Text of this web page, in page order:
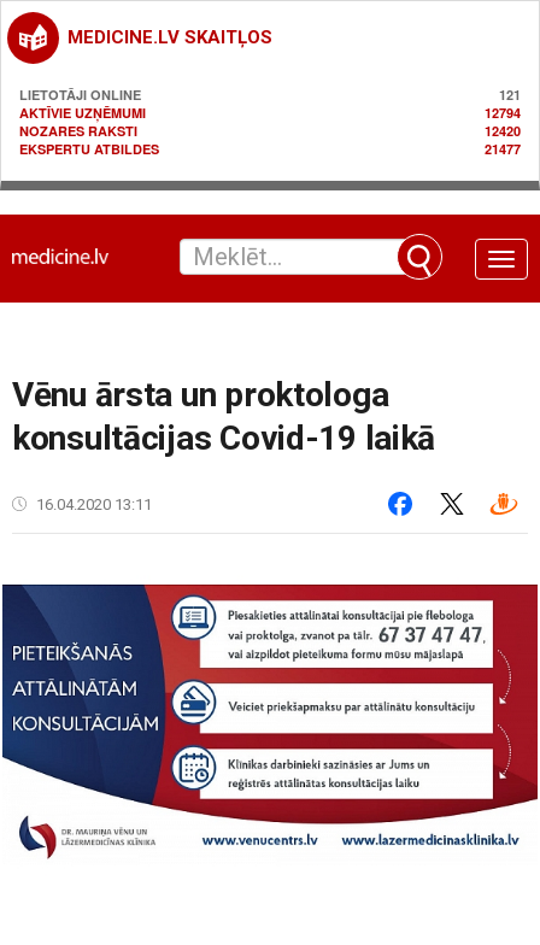
MEDICINE.LV SKAITĻOS
LIETOTĀJI ONLINE
121
AKTĪVIE UZŅĒMUMI
12794
NOZARES RAKSTI
12420
EKSPERTU ATBILDES
21477
Toggle
Vēnu ārsta un proktologa
konsultācijas Covid-19 laikā
16.04.2020 13:11